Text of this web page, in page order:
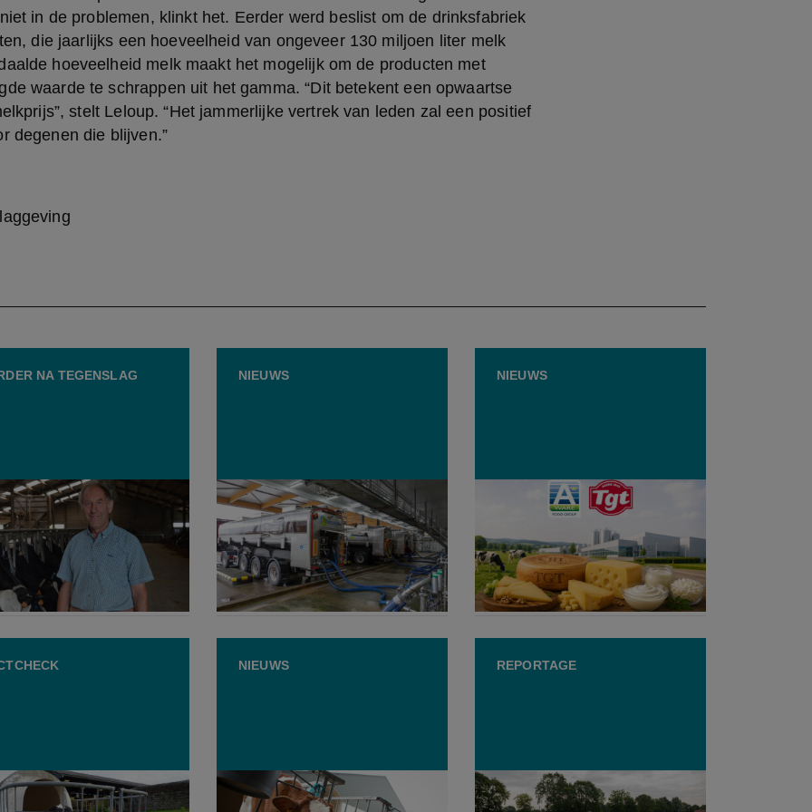
in de problemen, klinkt het. Eerder werd beslist om de drinksfabriek
die jaarlijks een hoeveelheid van ongeveer 130 miljoen liter melk
hoeveelheid melk maakt het mogelijk om de producten met
waarde te schrappen uit het gamma. “Dit betekent een opwaartse
stelt Leloup. “Het jammerlijke vertrek van leden zal een positief
degenen die blijven.”
NA TEGENSLAG
boerderij werd
“Ik rij 2,5 uur naar
2026
NIEUWS
Melkaanvoer stijgt, maar
bedrijfsresultaat daalt bij
FrieslandCampina
23 JULI 2026
NIEUWS
Royal A-ware fuseert met
Spaanse marktleider in kaas
7 JULI 2026
dat 12% kalveren
NIEUWS
Reclamewaakhond ziet geen
REPORTAGE
Jonge melkveehouders